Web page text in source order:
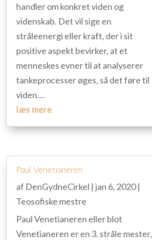
handler om konkret viden og
videnskab. Det vil sige en
stråleenergi eller kraft, der i sit
positive aspekt bevirker, at et
menneskes evner til at analyserer
tankeprocesser øges, så det føre til
viden....
læs mere
Paul Venetianeren
af DenGydneCirkel |jan 6, 2020|
Teosofiske mestre
Paul Venetianeren eller blot
Venetianeren er en 3. stråle mester,